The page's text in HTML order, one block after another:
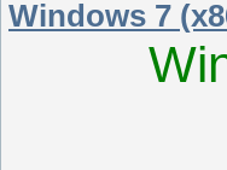
Windows 7